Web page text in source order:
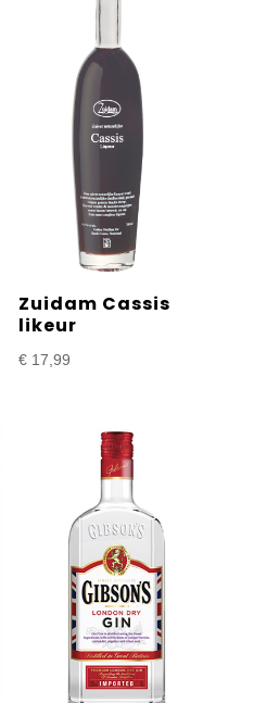
Zuidam Cassis
likeur
€ 17,99